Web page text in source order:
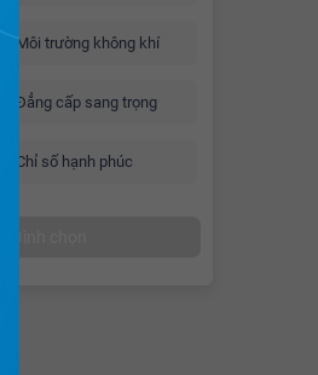
Môi trường không khí
Đẳng cấp sang trọng
Chỉ số hạnh phúc